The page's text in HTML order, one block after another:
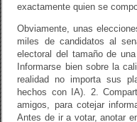
exactamente quien se
Obviamente, unas
miles de candidatos al
electoral del tamaño de
Informarse bien sobre la
realidad no importa sus
hechos con IA). 2.
amigos, para cotejar
Antes de ir a votar, anotar